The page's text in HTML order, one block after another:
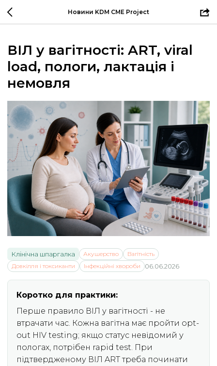
Новини KDM CME Project
ВІЛ у вагітності: ART, viral
load, пологи, лактація і
немовля
Клінічна шпаргалка Акушерство
Вагітність
Довкілля і токсиканти
Інфекційні хвороби 06.06.2026
Коротко для практики:
Перше правило ВІЛ у вагітності - не
втрачати час. Кожна вагітна має пройти opt-
out HIV testing; якщо статус невідомий у
пологах, потрібен rapid test. При
підтвердженому ВІЛ ART треба починати